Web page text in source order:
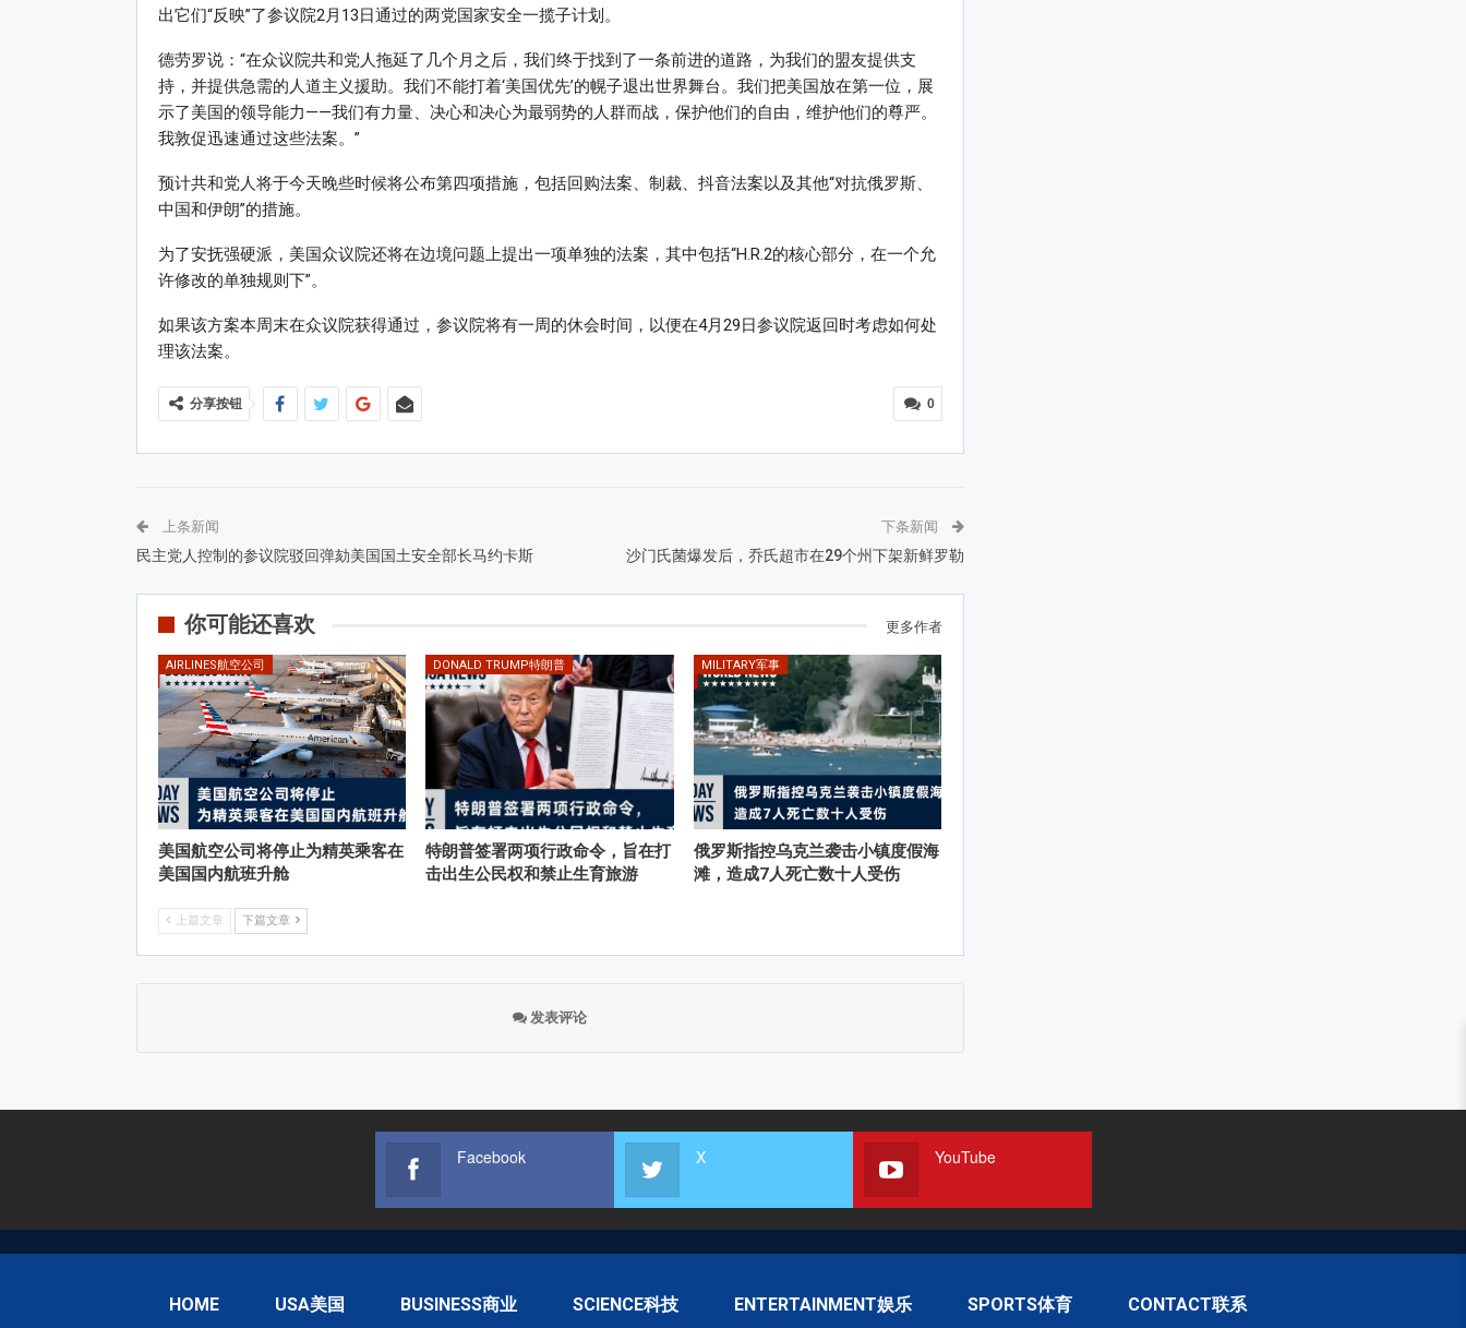
出它们“反映”了参议院2月13日通过的两党国家安全一揽子计划。
德劳罗说：“在众议院共和党人拖延了几个月之后，我们终于找到了一条前进的道路，为我们的盟友提供支
持，并提供急需的人道主义援助。我们不能打着‘美国优先’的幌子退出世界舞台。我们把美国放在第一位，展
示了美国的领导能力——我们有力量、决心和决心为最弱势的人群而战，保护他们的自由，维护他们的尊严。
我敦促迅速通过这些法案。”
预计共和党人将于今天晚些时候将公布第四项措施，包括回购法案、制裁、抖音法案以及其他“对抗俄罗斯、
中国和伊朗”的措施。
为了安抚强硬派，美国众议院还将在边境问题上提出一项单独的法案，其中包括“H.R.2的核心部分，在一个允
许修改的单独规则下”。
如果该方案本周末在众议院获得通过，参议院将有一周的休会时间，以便在4月29日参议院返回时考虑如何处
理该法案。
0
分享按钮
上条新闻
民主党人控制的参议院驳回弹劾美国国土安全部长马约卡斯
下条新闻
沙门氏菌爆发后，乔氏超市在29个州下架新鲜罗勒
你可能还喜欢 更多作者
AIRLINES航空公司
美国航空公司将停止为精英乘客在
美国国内航班升舱
DONALD TRUMP特朗普
特朗普签署两项行政命令，旨在打
击出生公民权和禁止生育旅游
MILITARY军事
俄罗斯指控乌克兰袭击小镇度假海
滩，造成7人死亡数十人受伤
上篇文章 下篇文章
发表评论
Facebook X YouTube
HOME USA美国 BUSINESS商业 SCIENCE科技 ENTERTAINMENT娱乐 SPORTS体育 CONTACT联系